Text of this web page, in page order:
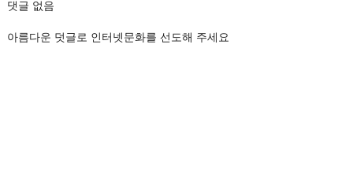
댓글 없음
아름다운 덧글로 인터넷문화를 선도해 주세요